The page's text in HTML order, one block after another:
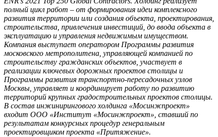
полный цикл работ – от формирования идеи комплексного
развития территории или создания объекта, проектирования,
строительства, привлечения инвестиций, до ввода объекта в
эксплуатацию и управления недвижимым имуществом.
Компания выступает оператором Программы развития
московского метрополитена, управляющей компанией по
строительству гражданских объектов, участвует в
реализации ключевых дорожных проектов столицы и
Программы развития транспортно-пересадочных узлов
Москвы, управляет и координирует работу по развитию
территорий крупных градостроительных проектов столицы.
В состав инжинирингового холдинга «Мосинжпроект»
входит ООО «Институт «Мосинжпроект», ставший по
результатам конкурсных процедур генеральным
проектировщиком проекта «Притяжение».